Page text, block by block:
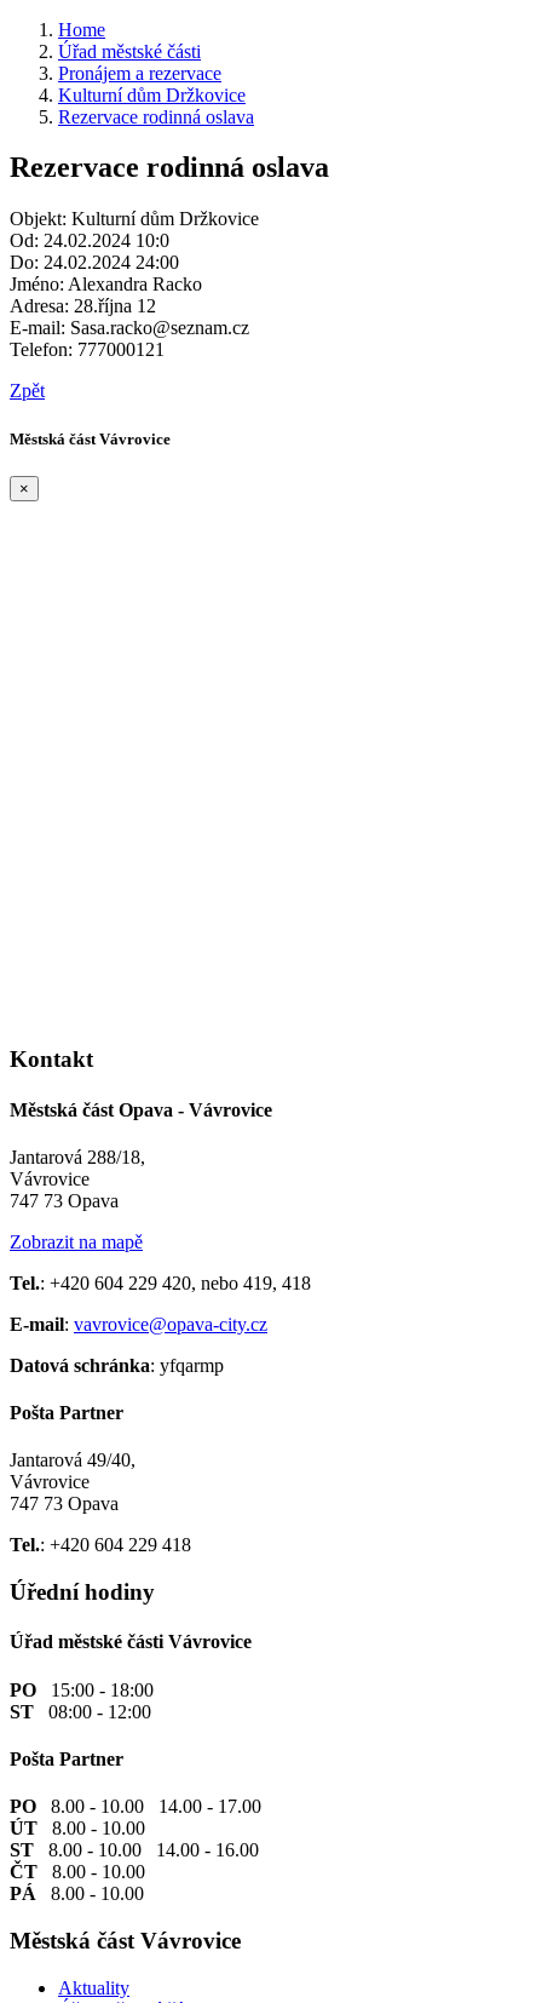
Home
Úřad městské části
Pronájem a rezervace
Kulturní dům Držkovice
Rezervace rodinná oslava
Rezervace rodinná oslava
Objekt: Kulturní dům Držkovice
Od: 24.02.2024 10:0
Do: 24.02.2024 24:00
Jméno: Alexandra Racko
Adresa: 28.října 12
E-mail: Sasa.racko@seznam.cz
Telefon: 777000121
Zpět
Městská část Vávrovice
×
Kontakt
Městská část Opava - Vávrovice
Jantarová 288/18,
Vávrovice
747 73 Opava
Zobrazit na mapě
Tel.: +420 604 229 420, nebo 419, 418
E-mail: vavrovice@opava-city.cz
Datová schránka: yfqarmp
Pošta Partner
Jantarová 49/40,
Vávrovice
747 73 Opava
Tel.: +420 604 229 418
Úřední hodiny
Úřad městské části Vávrovice
PO 15:00 - 18:00
ST 08:00 - 12:00
Pošta Partner
PO 8.00 - 10.00 14.00 - 17.00
ÚT 8.00 - 10.00
ST 8.00 - 10.00 14.00 - 16.00
ČT 8.00 - 10.00
PÁ 8.00 - 10.00
Městská část Vávrovice
Aktuality